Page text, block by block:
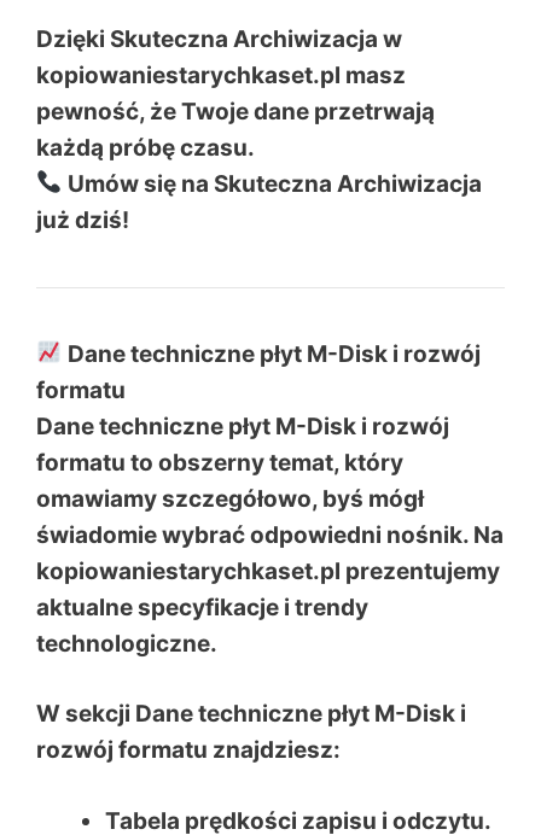
Dzięki Skuteczna Archiwizacja w
kopiowaniestarychkaset.pl masz
pewność, że Twoje dane przetrwają
każdą próbę czasu.
Umów się na Skuteczna Archiwizacja
już dziś!
Dane techniczne płyt M-Disk i rozwój
formatu
Dane techniczne płyt M-Disk i rozwój
formatu to obszerny temat, który
omawiamy szczegółowo, byś mógł
świadomie wybrać odpowiedni nośnik. Na
kopiowaniestarychkaset.pl prezentujemy
aktualne specyfikacje i trendy
technologiczne.
W sekcji Dane techniczne płyt M-Disk i
rozwój formatu znajdziesz:
Tabela prędkości zapisu i odczytu.